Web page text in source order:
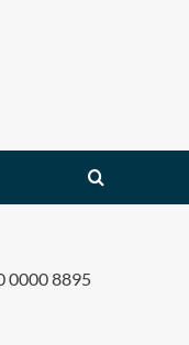
0000 8895